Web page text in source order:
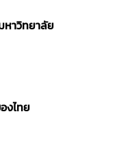
าวิทยาลัย
งไทย